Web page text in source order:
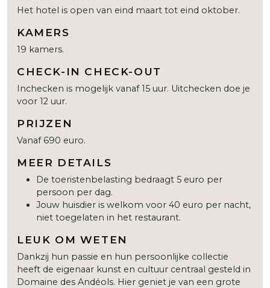
Het hotel is open van eind maart tot eind oktober.
KAMERS
19 kamers.
CHECK-IN CHECK-OUT
Inchecken is mogelijk vanaf 15 uur. Uitchecken doe je
voor 12 uur.
PRIJZEN
Vanaf 690 euro.
MEER DETAILS
De toeristenbelasting bedraagt 5 euro per
persoon per dag.
Jouw huisdier is welkom voor 40 euro per nacht,
niet toegelaten in het restaurant.
LEUK OM WETEN
Dankzij hun passie en hun persoonlijke collectie
heeft de eigenaar kunst en cultuur centraal gesteld in
Domaine des Andéols. Hier geniet je van een grote